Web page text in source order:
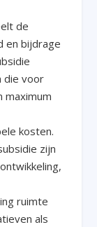
de
en bijdrage
die voor
maximum
kosten.
zijn
ruimte
als